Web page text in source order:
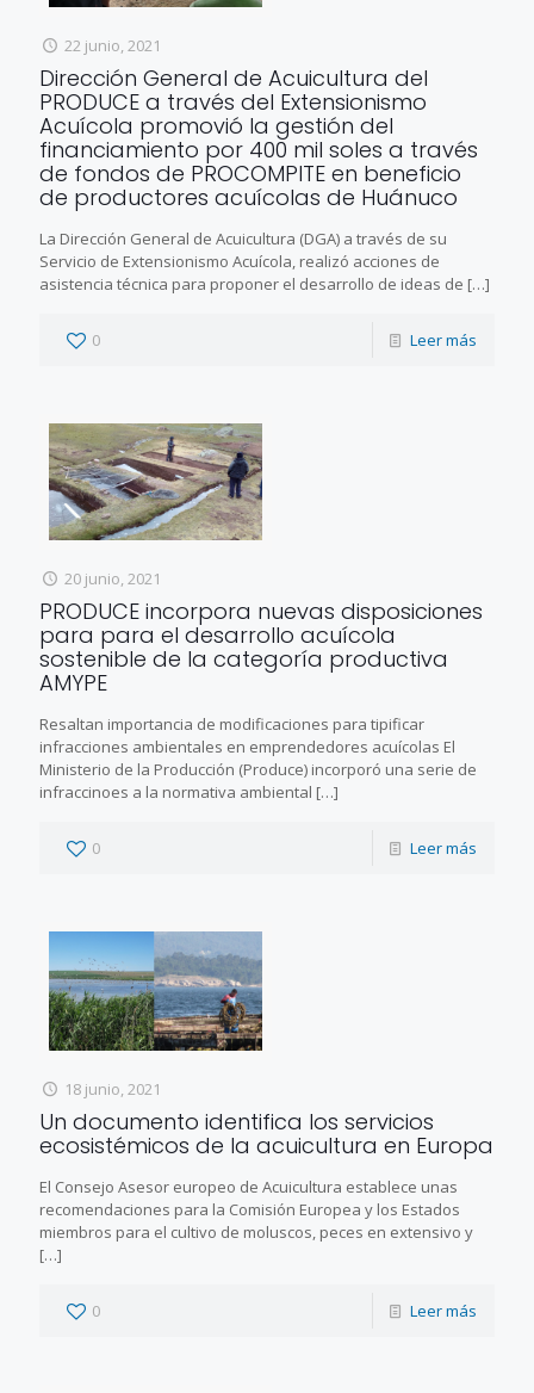
22 junio, 2021
Dirección General de Acuicultura del
PRODUCE a través del Extensionismo
Acuícola promovió la gestión del
financiamiento por 400 mil soles a través
de fondos de PROCOMPITE en beneficio
de productores acuícolas de Huánuco
La Dirección General de Acuicultura (DGA) a través de su
Servicio de Extensionismo Acuícola, realizó acciones de
asistencia técnica para proponer el desarrollo de ideas de […]
0 Leer más
20 junio, 2021
PRODUCE incorpora nuevas disposiciones
para para el desarrollo acuícola
sostenible de la categoría productiva
AMYPE
Resaltan importancia de modificaciones para tipificar
infracciones ambientales en emprendedores acuícolas El
Ministerio de la Producción (Produce) incorporó una serie de
infraccinoes a la normativa ambiental […]
0 Leer más
18 junio, 2021
Un documento identifica los servicios
ecosistémicos de la acuicultura en Europa
El Consejo Asesor europeo de Acuicultura establece unas
recomendaciones para la Comisión Europea y los Estados
miembros para el cultivo de moluscos, peces en extensivo y
[…]
0 Leer más